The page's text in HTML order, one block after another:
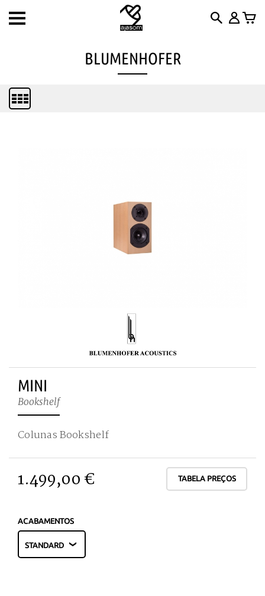
Toggle
BLUMENHOFER
MINI
Bookshelf
Colunas Bookshelf
1.499,00 € TABELA PREÇOS
ACABAMENTOS